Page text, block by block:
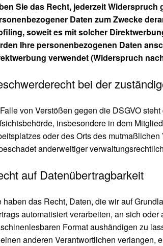
Sie das Recht, jederzeit
Daten zum Zwecke
soweit es mit solcher
Ihre personenbezogenen Daten
verwendet (Widerspruch
bei der
von Verstößen gegen die DSGVO
insbesondere in dem
oder des Orts des
anderweitiger
auf Datenübertragbarkeit
haben das Recht, Daten, die wir auf
automatisiert verarbeiten, an sich
Format aushändigen zu
anderen Verantwortlichen verlangen,